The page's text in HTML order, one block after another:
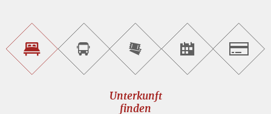
Unterkunft<br>findenSightseeing<br>Tour
buchen
Tickets
online<br>kaufen
Events<br>finden
Unterkunft
finden